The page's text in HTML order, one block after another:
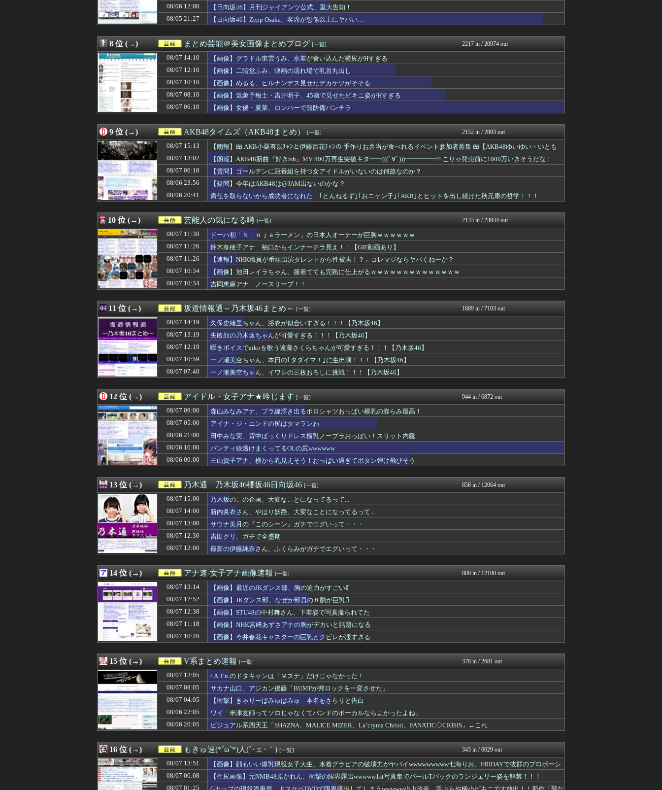
08/07 07:00
【日向坂46】まさかの事実が... 正源司陽子、あのトラブルについて言及
08/07 07:00
【朗報】爆胸の気象予報士さん、NHKから解き放たれる
お～い！お宝
08/07 06:58
≠ME『313,813』 櫻坂46『251,590』←これ
08/07 06:11
片山さつき（67）ちゃんの防災服ｗｗｗｗｗｗｗｗｗｗｗｗｗｗｗｗｗｗｗ（画像あ...
mashlife通信
08/07 06:10
【画像】女優・夏菜、ロンハーで無防備パンチラ
08/07 06:08
【生尻画像】元NMB48原かれん、衝撃の限界露出wwwww1st写真集でパール...
08/07 05:58
佐久間宣行『（井上和に対して）あの子売れますよ』
08/07 05:00
アイナ・ジ・エンドの尻はタマランわ
アイドル・女子アナ★吟じま...
08/07 05:00
田﨑さくらアナ セクシーノースリーブ脇！！
08/07 04:10
【画像】NHKに出た仙台育英の野球部JKマネージャー、ガチで可愛いぞ
08/07 04:05
【衝撃】きゃりーぱみゅぱみゅ 本名をさらりと告白
V系まとめ速報
08/07 02:40
矢田萌華ちゃんの瞳が綺麗すぎて吸い込まれる！！！【乃木坂46】
坂道情報通～乃木坂46まと...
08/07 02:00
福戸あやアナ 脇チラ見え！！
アナきゃぷ速報
08/07 01:41
女優・南沙良（２４）「私は陰キャ。人と話したくないので家に引きこもってPCでア...
mashlife通信
08/07 01:40
今回もパテレの概要欄が凄すぎるｗｗｗ 【乃木坂46】
坂道情報通～乃木坂46まと...
08/07 01:25
Gカップの現役添乗員、ドスケベDVDで限界露出してしまうwwwww小山玲奈、...
もきゅ速(*´ω`*)人(...
08/07 00:59
ポーズてんこ盛りのプロアイドル田村真佑ちゃん！！！【乃木坂46】
坂道情報通～乃木坂46まと...
08/07 00:19
【画像】Kカップお○ぱいを下から眺めるとｗｗｗ
08/07 00:11
【愕然】新幹線や飛行機の乗り方がわからない奴 ← こいつｗｗｗｗｗｗｗｗｗｗ
08/07 00:11
【悲報】吉岡里帆さん、アドリブで相手役俳優の手を取りお胸に押し当てる（画像あり...
mashlife通信
08/07 00:10
【画像】セクシー女優・三浦恵理子、全裸ナマ乳がHすぎる
まとめ芸能＠美女画像まとめ...
08/06 23:56
【疑問】今年はAKB48は@JAM出ないのかな？
AKB48タイムズ（AKB...
08/06 23:19
【画像】こんなエッチなメスうさぎいたら？
じわ速 芸能ニュースまとめ
08/06 23:11
【画像】小倉ゆうか（元・小倉優香）が水着グラビア復帰ｗｗｗｗｗ
08/06 23:01
河出奈都美アナ ノースリニットの巨乳、横乳、脇！！【GIF動画あり】
08/06 23:00
吉岡恵麻アナ ノースリーブ！！
アナきゃぷ速報
08/06 22:50
【日向坂46】石塚瑶季×乃木坂46井上和、まさかの裏話・・・
08/06 22:45
【画像】帰ってきた神ボディをご覧くださいwwwww小倉ゆうか、「FRIDAY」...
もきゅ速(*´ω`*)人(...
08/06 22:19
【画像】会社の女がお○ぱい強調しすぎなんだけどｗｗｗ
じわ速 芸能ニュースまとめ
08/06 22:14
【朗報】山﨑愛生「けんぱなぱっぱぱん！」 ← けん玉やる気無さすぎて草ｗｗｗｗ...
℃-ute派なんday
08/06 22:05
【櫻坂46】森田ひかる推し、これには大歓喜
櫻坂46まとめもり～
08/06 22:05
ワイ「米津玄師ってソロじゃなくてバンドのボーカルならよかったよね」
V系まとめ速報
08/06 22:00
【日向坂46】この腕、まさか・・・【石塚瑶季 SHOWROOM】
08/06 22:00
【画像】ブランチリポーターさん、阿波踊りでワキ祭り
08/06 21:34
【水着画像あり】女優の椛島光(浅倉唯)、2nd写真集の発売決定！！！「仮面ライ...
もきゅ速(*´ω`*)人(...
08/06 21:19
【画像】突然脱ぎだすゲーム配信者の美少女がエロすぎるｗｗｗ
08/06 21:10
【日向坂46】まさかの楽曲も披露！『三期生LIVE』愛知公演のレポがこちら
08/06 21:05
【衝撃】ワイ、偏差値30台の高校に入学した結果ｗｗｗｗｗｗｗｗｗｗ
08/06 21:00
田中みな実、背中ぱっくりドレス横乳ノーブラおっぱい！スリット内腿
アイドル・女子アナ★吟じま...
08/06 20:41
【日向坂46】これ全公演違うのか... 三期生ライブ愛知公演、終演後の様子・レ...
日向坂46まとめもり～
08/06 20:24
【櫻坂46】一部Buddiesに刺さる... わこち、この姿はまさか・・・
櫻坂46まとめもり～
08/06 20:05
ビジュアル系四天王「SHAZNA、MALICE MIZER、La’...
08/06 20:02
【海外】BABYMETAL（9回）はサマーソニックのレギュラー出演者の中で2番...
08/06 20:00
井上清華アナ 「朗読劇」ヴィジュアル撮影！！【GIF動画あり】
アナきゃぷ速報
08/06 19:45
【画像】東雲うみ、食い込み水着で100cmヒップを大胆露出wwwww「週刊SP...
もきゅ速(*´ω`*)人(...
08/06 19:10
【画像】一度は消えたと思ってたあのYouTuber、今こんなことになってるｗｗ...
08/06 19:07
「BABYMETAL×BIOHAZARD 30th ANNIVERSARY」コ...
08/06 18:50
【驚愕】中居正広、ネットの「年内死ぬ」報道に苦笑wwwwww
GOSSIP速報
08/06 18:11
【櫻坂46】Buddiesから注意喚起←実は...
櫻坂46まとめもり～
08/06 18:10
【驚愕】雪下ろしのバイト、命懸けすぎて誰もやらない…その理由がこれｗｗｗｗ
GOSSIP速報
08/06 18:05
【愕然】マッチングアプリで女にしつこいって言われた結果・・・・・・
08/06 18:00
ギタリスト高中正義、「自分はこんなに人気があったのか」デビュー50年後に海外で...
08/06 17:50
【画像】愛子様、馬乗り姿で気品がハンパないｗｗｗｗ
GOSSIP速報
08/06 17:32
【櫻坂46】サクラミーツ、こんなぎ加入である変化が...【公開収録レポ】
櫻坂46まとめもり～
08/06 17:30
【悲報】スシロー、ペロペロ事件で客層悪化...10％オフにして更にカオスwww...
08/06 17:10
【画像】あき竹城がパイ●ン披露？！マジでやってて草wwww
08/06 17:00
堤礼実アナ 「朗読劇」ヴィジュアル撮影！！【GIF動画あり】
アナきゃぷ速報
08/06 16:53
【日向坂46】公式からの注意喚起、ヤフートップに掲載される
日向坂46まとめ速報
08/06 16:50
【画像】元AKBこじはる(34)、ブツブツ加工で大暴れww身体はめっちゃいいの...
GOSSIP速報
08/06 16:45
【画像】超清楚系シンガーソングライター、グラビアが可愛すぎるwwww“虫博士”...
もきゅ速(*´ω`*)人(...
08/06 16:05
地下アイドルヲタク歴3ヶ月僕、金と肉体の限界を迎える
08/06 16:00
パンティ線透けまくってるOLの尻wwwwww
08/06 15:53
【衝撃】AKB48伊藤百花さん、CMオファーが殺到！CM女王になるらしい？【い...
AKB48タイムズ（AKB...
08/06 15:32
【櫻坂46】映像も！山﨑天、ギターをかき鳴らし開会宣言！！！【閃光ライオット2...
櫻坂46まとめもり～
08/06 15:27
岡村ほまれ、江口紗耶バーイベに出演してヲタイジり「やさしい世界のBEYOOOO...
08/06 14:00
【画像】影山優佳さん(25)、下着姿であたシコが止まらない
08/06 13:04
【朗報】「新宿から推し活ゾーンへ」バスタ新宿～海浜幕張間の高速バスが運行スター...
AKB48タイムズ（AKB...
08/06 12:44
Juice=Juiceの『ポップミュージック』とかいう曲 ℃-ute派なんday
08/06 12:08
【日向坂46】月刊ジャイアンツ公式、重大告知！
08/05 21:27
【日向坂46】Zepp Osaka、客席が想像以上にヤバい…
8 位 (→) まとめ芸能＠美女画像まとめブログ [一覧] 2217 in / 20974 out
08/07 14:10
【画像】グラドル東雲うみ、水着が食い込んだ横尻がHすぎる
08/07 12:10
【画像】二階堂ふみ、映画の濡れ場で乳首丸出し
08/07 10:10
【画像】めるる、ヒルナンデス見せたデカケツがそそる
08/07 08:10
【画像】気象予報士・吉井明子、45歳で見せたビキニ姿がHすぎる
08/07 06:10
【画像】女優・夏菜、ロンハーで無防備パンチラ
9 位 (→) AKB48タイムズ（AKB48まとめ） [一覧] 2152 in / 2893 out
08/07 15:13
【朗報】🍱 AKB小栗有以ﾁｬﾝと伊藤百花ﾁｬﾝの 手作りお弁当が食べれるイベント参加者募集 🍱【AKB48ゆいゆい・いとも
も・41日後に放送する"とある番組"】
08/07 13:02
【朗報】AKB48新曲『好きish』MV 800万再生突破キタ━━(((ﾟ∀ﾟ)))━━━━━!! こりゃ発売前に1000万いきそうだな！
【AKB48 68thシングル】
08/07 06:18
【質問】ゴールデンに冠番組を持つ女アイドルがいないのは何故なのか？
08/06 23:56
【疑問】今年はAKB48は@JAM出ないのかな？
08/06 20:41
責任を取らないから成功者になれた…｢とんねるず｣｢おニャン子｣｢AKB｣とヒットを出し続けた秋元康の哲学！！！
10 位 (→) 芸能人の気になる噂 [一覧] 2133 in / 23934 out
08/07 11:30
ドーハ初「Ｎｉｎｊａラーメン」の日本人オーナーが巨胸ｗｗｗｗｗｗ
08/07 11:26
鈴木奈穂子アナ 袖口からインナーチラ見え！！【GIF動画あり】
08/07 11:26
【速報】NHK職員が番組出演タレントから性被害！？←コレマジならヤバくねーか？
08/07 10:34
【画像】池田レイラちゃん、服着てても完熟に仕上がるｗｗｗｗｗｗｗｗｗｗｗｗｗｗ
08/07 10:34
吉岡恵麻アナ ノースリーブ！！
11 位 (→) 坂道情報通～乃木坂46まとめ～ [一覧] 1889 in / 7103 out
08/07 14:19
久保史緒里ちゃん、浴衣が似合いすぎる！！！【乃木坂46】
08/07 13:19
失敗顔の乃木坂ちゃんが可愛すぎる！！！【乃木坂46】
08/07 12:19
囁きボイスでaikoを歌う遠藤さくらちゃんが可愛すぎる！！！【乃木坂46】
08/07 10:59
一ノ瀬美空ちゃん、本日の｢タダイマ！｣に生出演！！！【乃木坂46】
08/07 07:40
一ノ瀬美空ちゃん、イワシの三枚おろしに挑戦！！！【乃木坂46】
12 位 (→) アイドル・女子アナ★吟じます [一覧] 944 in / 6872 out
08/07 09:00
森山みなみアナ、ブラ線浮き出るポロシャツおっぱい横乳の膨らみ最高！
08/07 05:00
アイナ・ジ・エンドの尻はタマランわ
08/06 21:00
田中みな実、背中ぱっくりドレス横乳ノーブラおっぱい！スリット内腿
08/06 16:00
パンティ線透けまくってるOLの尻wwwwww
08/06 09:00
三山賀子アナ、横から乳見えそう！おっぱい過ぎてボタン弾け飛びそう
13 位 (→) 乃木通 乃木坂46櫻坂46日向坂46 [一覧] 858 in / 12064 out
08/07 15:00
乃木坂のこの企画、大変なことになってるって...
08/07 14:00
新内眞衣さん、やはり妖艶、大変なことになってるって...
08/07 13:00
サウナ美月の『このシーン』ガチでエグいって・・・
08/07 12:30
吉田クリ、ガチで全盛期
08/07 12:00
最新の伊藤純奈さん、ふくらみがガチでエグいって・・・
14 位 (→) アナ速‐女子アナ画像速報 [一覧] 809 in / 12100 out
08/07 13:14
【画像】最近のJKダンス部、胸の迫力がすごい💃
08/07 12:52
【画像】JKダンス部、なぜか部員の８割が巨乳🫪
08/07 12:38
【画像】STU48の中村舞さん、下着姿で写真撮られてた
08/07 11:18
【画像】NHK宮﨑あずさアナの胸がデカいと話題になる
08/07 10:28
【画像】今井春花キャスターの巨乳とクビレが凄すぎる
15 位 (→) V系まとめ速報 [一覧] 378 in / 2681 out
08/07 12:05
t.A.T.u.のドタキャンは「Ｍステ」だけじゃなかった！
08/07 08:05
サカナ山口、アジカン後藤「BUMPが邦ロックを一変させた」
08/07 04:05
【衝撃】きゃりーぱみゅぱみゅ 本名をさらりと告白
08/06 22:05
ワイ「米津玄師ってソロじゃなくてバンドのボーカルならよかったよね」
08/06 20:05
ビジュアル系四天王「SHAZNA、MALICE MIZER、La’cryma Christi、FANATIC◇CRISIS」←これ
16 位 (→) もきゅ速(*´ω`*)人(´･ェ･｀) [一覧] 343 in / 6029 out
08/07 13:51
【画像】顔もいい爆乳現役女子大生、水着グラビアの破壊力がヤバイwwwwwwwww七海りお、FRIDAYで抜群のプロポーシ
ョンを大胆披露！！！
08/07 06:08
【生尻画像】元NMB48原かれん、衝撃の限界露出wwwww1st写真集でパールTバックのランジェリー姿を解禁！！！
08/07 01:25